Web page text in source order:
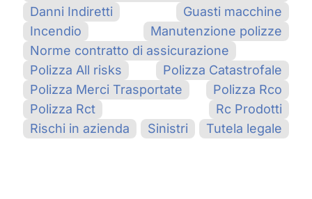
Danni Indiretti
Guasti macchine
Incendio
Manutenzione polizze
Norme contratto di assicurazione
Polizza All risks
Polizza Catastrofale
Polizza Merci Trasportate
Polizza Rco
Polizza Rct
Rc Prodotti
Rischi in azienda
Sinistri Tutela legale